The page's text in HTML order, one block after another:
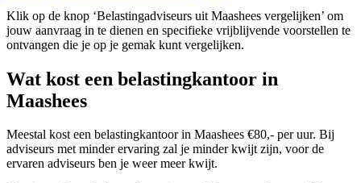
Klik op de knop ‘Belastingadviseurs uit Maashees vergelijken’ om
jouw aanvraag in te dienen en specifieke vrijblijvende voorstellen te
ontvangen die je op je gemak kunt vergelijken.
Wat kost een belastingkantoor in
Maashees
Meestal kost een belastingkantoor in Maashees €80,- per uur. Bij
adviseurs met minder ervaring zal je minder kwijt zijn, voor de
ervaren adviseurs ben je weer meer kwijt.